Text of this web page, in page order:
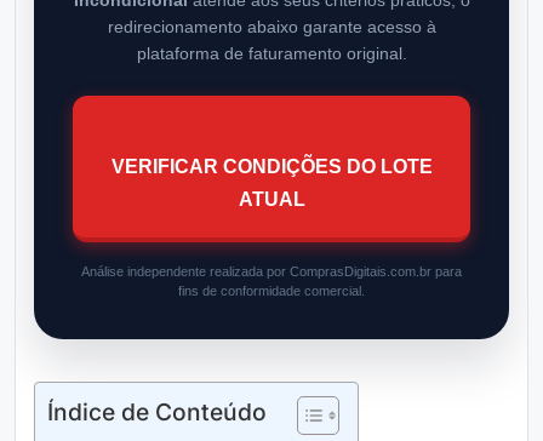
redirecionamento abaixo garante acesso à
plataforma de faturamento original.
VERIFICAR CONDIÇÕES DO LOTE
ATUAL
Análise independente realizada por ComprasDigitais.com.br para
fins de conformidade comercial.
Índice de Conteúdo